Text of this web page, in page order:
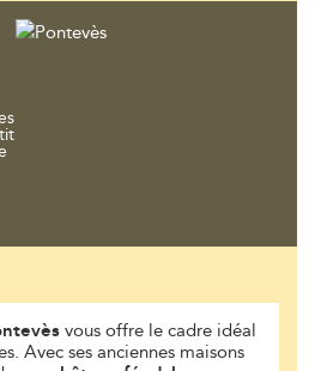
vous offre le cadre idéal
Avec ses anciennes maisons